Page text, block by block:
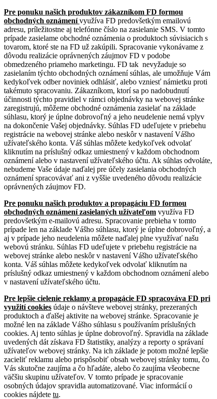
Pre ponuku našich produktov zákazníkom FD formou
obchodných oznámenívyužíva FD predovšetkým emailovú
adresu, príležitostne aj telefónne číslo na zasielanie SMS. V tomto
prípade zasielame obchodné oznámenia o produktoch súvisiacich s
tovarom, ktoré ste na FD už zakúpili. Spracovanie vykonávame z
dôvodu realizácie oprávnených záujmov FD v podobe
obmedzeného priameho marketingu. FD tak nevyžaduje so
zasielaním týchto obchodných oznámení súhlas, ale umožňuje Vám
kedykoľvek odber noviniek odhlásiť, alebo vzniesť námietku proti
takémuto spracovaniu. Zákazníkom, ktorí sa po nadobudnutí
účinnosti týchto pravidiel v rámci objednávky na webovej stránke
zaregistrujú, môžeme obchodné oznámenia zasielať na základe
súhlasu, ktorý je úplne dobrovoľný a jeho neudelenie nemá vplyv
na dokončenie Vašej objednávky. Súhlas FD udeľujete v priebehu
registrácie na webovej stránke alebo neskôr v nastavení Vášho
užívateľského konta. Váš súhlas môžete kedykoľvek odvolať
kliknutím na príslušný odkaz umiestnený v každom obchodnom
oznámení alebo v nastavení užívateľského účtu. Ak súhlas odvoláte,
nebudeme Vaše údaje naďalej pre účely zasielania obchodných
oznámení spracovávať ani z vyššie uvedeného dôvodu realizácie
oprávnených záujmov FD.
Pre ponuku našich produktov a propagáciu FD formou
obchodných oznámení zasielaných užívateľom využíva FD
predovšetkým e-mailovú adresu. Spracovanie prebieha v tomto
prípade len na základe Vášho súhlasu, ktorý je úplne dobrovoľný, a
aj v prípade jeho neudelenia môžete naďalej plne využívať našu
webovú stránku. Súhlas FD udeľujete v priebehu registrácie na
webovej stránke alebo neskôr v nastavení Vášho užívateľského
konta. Váš súhlas môžete kedykoľvek odvolať kliknutím na
príslušný odkaz umiestnený v každom obchodnom oznámení alebo
v nastavení užívateľského účtu.
Pre lepšie cielenie reklamy a propagácie FD spracováva FD pri
využití cookies údaje o návšteve webovej stránky, prezeraných
produktoch a ďalšej aktivite na webovej stránke. Spracovanie je
možné len na základe Vášho súhlasu s používaním príslušných
cookies. Aj tento súhlas je úplne dobrovoľný. Spravidla na základe
uvedených dát získava FD štatistiky, analýzy a reporty o správaní
užívateľov webovej stránky. Na ich základe je potom možné lepšie
zacieliť reklamu alebo prispôsobiť obsah webovej stránky tomu, čo
Vás skutočne zaujíma a čo hľadáte, alebo čo zaujíma všeobecne
väčšiu skupinu užívateľov. V tomto prípade je spracovanie
osobných údajov spravidla automatizované. Viac informácií o
cookies nájdete tu.